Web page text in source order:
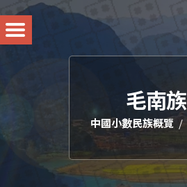
毛南族
中國小數民族概覽